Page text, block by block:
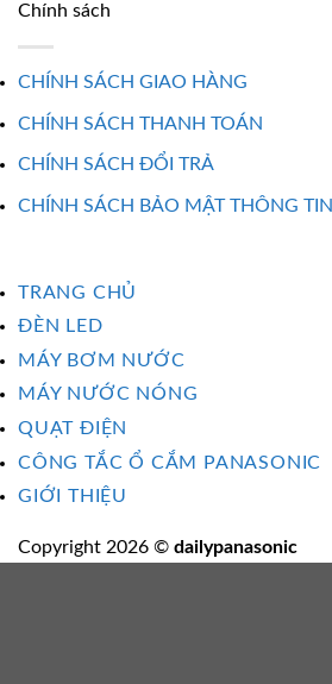
Chính sách
CHÍNH SÁCH GIAO HÀNG
CHÍNH SÁCH THANH TOÁN
CHÍNH SÁCH ĐỔI TRẢ
CHÍNH SÁCH BẢO MẬT THÔNG TIN
TRANG CHỦ
ĐÈN LED
MÁY BƠM NƯỚC
MÁY NƯỚC NÓNG
QUẠT ĐIỆN
CÔNG TẮC Ổ CẮM PANASONIC
GIỚI THIỆU
Copyright 2026 © dailypanasonic